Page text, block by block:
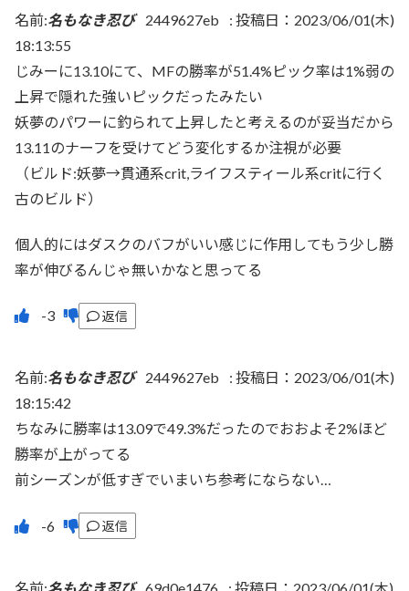
名前:名もなき忍び 2449627eb : 投稿日：2023/06/01(木)
18:13:55
じみーに13.10にて、MFの勝率が51.4%ピック率は1%弱の
上昇で隠れた強いピックだったみたい
妖夢のパワーに釣られて上昇したと考えるのが妥当だから
13.11のナーフを受けてどう変化するか注視が必要
（ビルド:妖夢→貫通系crit,ライフスティール系critに行く
古のビルド）
個人的にはダスクのバフがいい感じに作用してもう少し勝
率が伸びるんじゃ無いかなと思ってる
返信
名前:名もなき忍び 2449627eb : 投稿日：2023/06/01(木)
18:15:42
ちなみに勝率は13.09で49.3%だったのでおおよそ2%ほど
勝率が上がってる
前シーズンが低すぎでいまいち参考にならない…
返信